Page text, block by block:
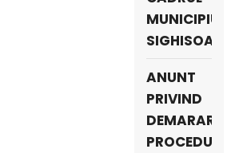
MUNICIPIULUI
SIGHISOARA
ANUNT
PRIVIND
DEMARAREA
PROCEDURII